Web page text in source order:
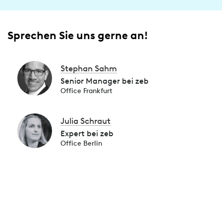
Sprechen Sie uns gerne an!
Stephan Sahm
Senior Manager bei zeb
Office Frankfurt
Julia Schraut
Expert bei zeb
Office Berlin